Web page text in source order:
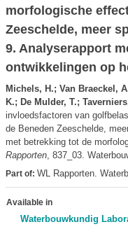
morfologische
Zeeschelde, meer
9. Analyserapport
ontwikkelingen op
Michels, H.; Van Braeckel,
K.; De Mulder, T.;
invloedsfactoren van
de Beneden Zeeschelde,
met betrekking tot de
Rapporten, 837_03.
Part of: WL Rapporten.
Available in
Waterbouwkundig